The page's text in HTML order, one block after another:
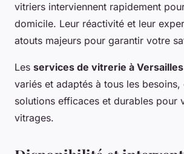
vitriers interviennent rapidement
domicile. Leur réactivité et leur
atouts majeurs pour garantir votre
Les services de vitrerie à Versailles
variés et adaptés à tous les
solutions efficaces et durables pour
vitrages.